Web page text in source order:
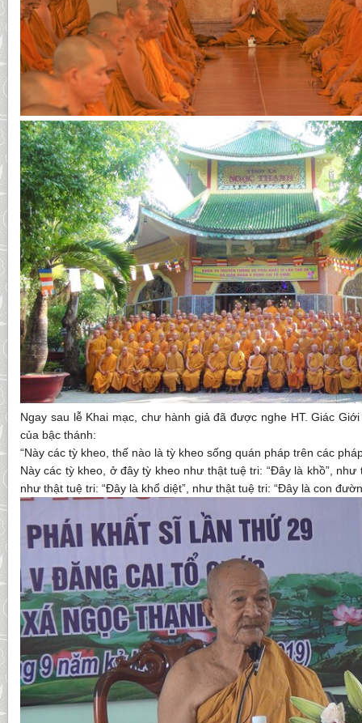
Ngay sau lễ Khai mạc, chư hành giả đã được nghe HT. Giác
của bậc thánh:
“Này các tỳ kheo, thế nào là tỳ kheo sống quán pháp trên các
Này các tỳ kheo, ở đây tỳ kheo như thật tuệ tri: “Đây là khồ”, như
như thật tuệ tri: “Đây là khổ diệt”, như thật tuệ tri: “Đây là con